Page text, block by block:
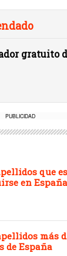
gratuito
PUBLICIDAD
que
en España
más
de España